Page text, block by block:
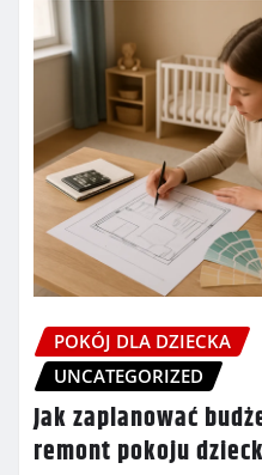
POKÓJ DLA DZIECKA
UNCATEGORIZED
Jak zaplanować
remont pokoju